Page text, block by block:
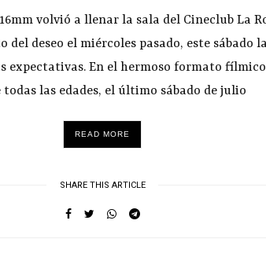
volvió a llenar la sala del Cineclub La
del deseo el miércoles pasado, este sábado
En el hermoso formato fílmico
las edades, el último sábado de julio
READ MORE
SHARE THIS ARTICLE